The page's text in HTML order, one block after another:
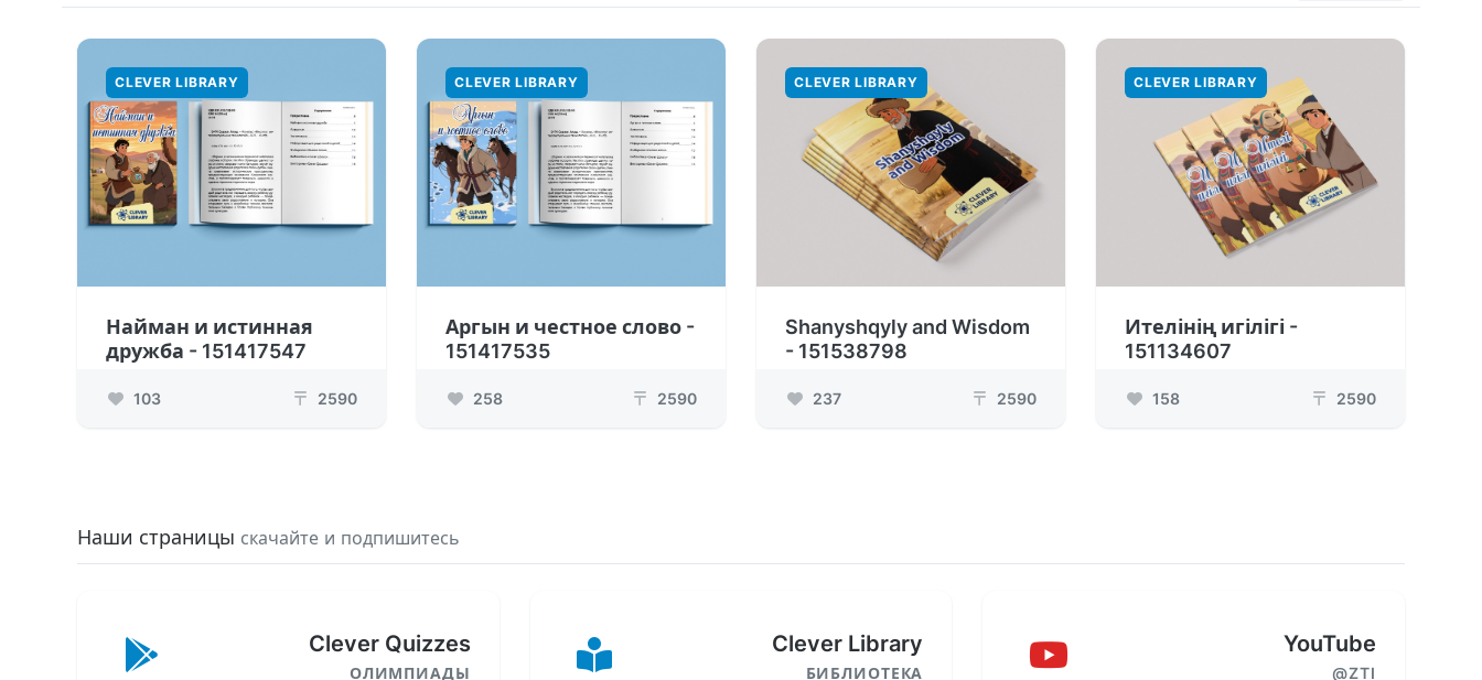
CLEVER LIBRARY
Найман и истинная
дружба - 151417547
103 ₸ 2590
CLEVER LIBRARY
Аргын и честное слово -
151417535
258 ₸ 2590
CLEVER LIBRARY
Shanyshqyly and Wisdom
- 151538798
237 ₸ 2590
CLEVER LIBRARY
Ителінің игілігі -
151134607
158 ₸ 2590
Наши страницы скачайте и подпишитесь
Clever Quizzes
ОЛИМПИАДЫ
Clever Library
БИБЛИОТЕКА
YouTube
@ZTI